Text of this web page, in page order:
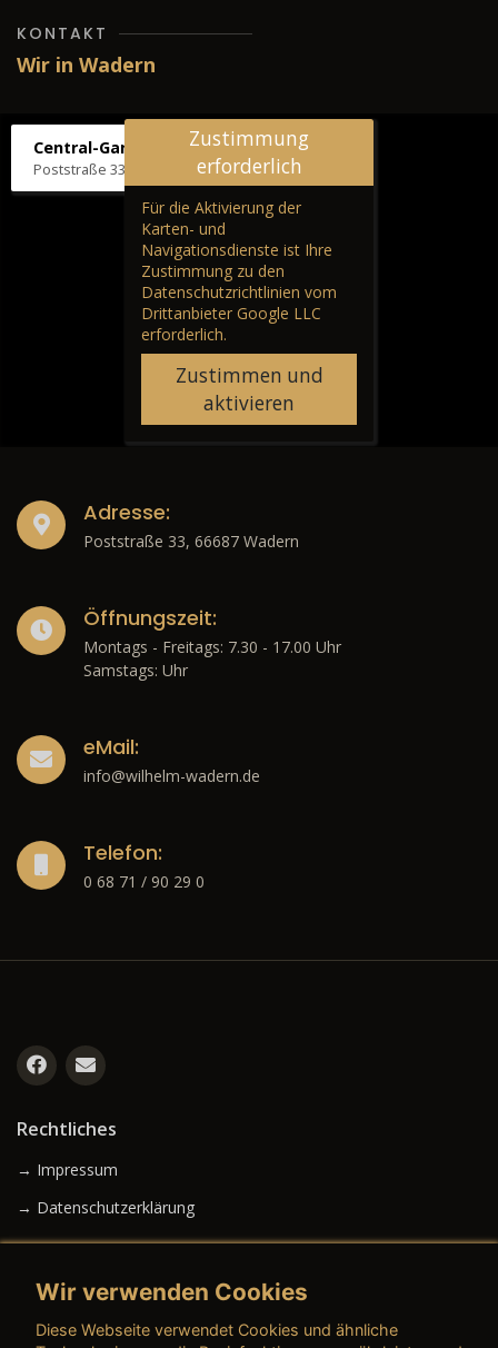
KONTAKT
Wir in Wadern
Central-Garage H. Wilhelm
Poststraße 33, 66687 Wadern
Zustimmung
erforderlich
Für die Aktivierung der
Karten- und
Navigationsdienste ist Ihre
Zustimmung zu den
Datenschutzrichtlinien vom
Drittanbieter Google LLC
erforderlich.
Zustimmen und
aktivieren
Adresse:
Poststraße 33, 66687 Wadern
Öffnungszeit:
Montags - Freitags: 7.30 - 17.00 Uhr
Samstags: Uhr
eMail:
info@wilhelm-wadern.de
Telefon:
0 68 71 / 90 29 0
Rechtliches
→ Impressum
→ Datenschutzerklärung
Wir verwenden Cookies
Diese Webseite verwendet Cookies und ähnliche